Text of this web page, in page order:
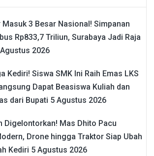
3 Besar Nasional! Simpanan
Rp833,7 Triliun, Surabaya Jadi Raja
2026
Kediri! Siswa SMK Ini Raih Emas LKS
Dapat Beasiswa Kuliah dan
dari Bupati 5 Agustus 2026
Digelontorkan! Mas Dhito Pacu
Drone hingga Traktor Siap Ubah
Kediri 5 Agustus 2026